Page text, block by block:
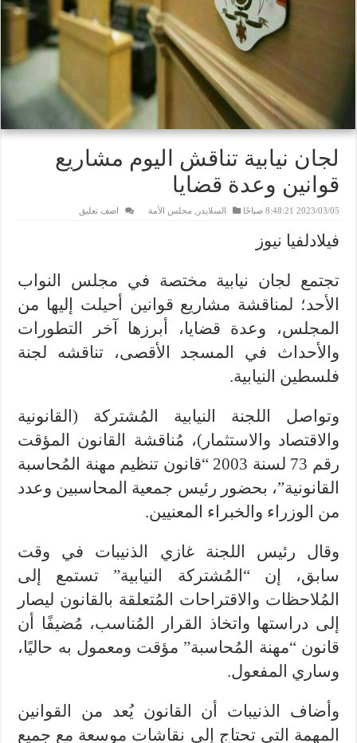
لجان نيابية تناقش اليوم مشاريع
قوانين وعدة قضايا
2023/03/05 8:48:21 صباحًا السلايدر مجلس الأمة اضف تعليق
فيلادلفيا نيوز
تجتمع لجان نيابية مختصة في مجلس النواب
الأحد؛ لمناقشة مشاريع قوانين أحيلت إليها من
المجلس، وعدة قضايا، أبرزها آخر التطورات
والأحداث في المسجد الأقصى، تناقشه لجنة
فلسطين النيابية.
وتواصل اللجنة النيابية المُشتركة (القانونية
والاقتصاد والاستثمار)، مُناقشة القانون المؤقت
رقم 73 لسنة 2003 “قانون تنظيم مهنة المُحاسبة
القانونية”، بحضور رئيس جمعية المحاسبين وعدد
من الوزراء والخبراء المعنيين.
وقال رئيس اللجنة غازي الذنيبات في وقت
سابق، إن “المُشتركة النيابية” تستمع إلى
المُلاحظات والاقتراحات المُتعلقة بالقانون ليصار
إلى دراستها واتخاذ القرار المُناسب، مُضيفًا أن
قانون “مهنة المُحاسبة” مؤقت ومعمول به حاليًا،
وساري المفعول.
وأضاف الذنيبات أن القانون يُعد من القوانين
المهمة التي تحتاج إلى نقاشات موسعة مع جميع